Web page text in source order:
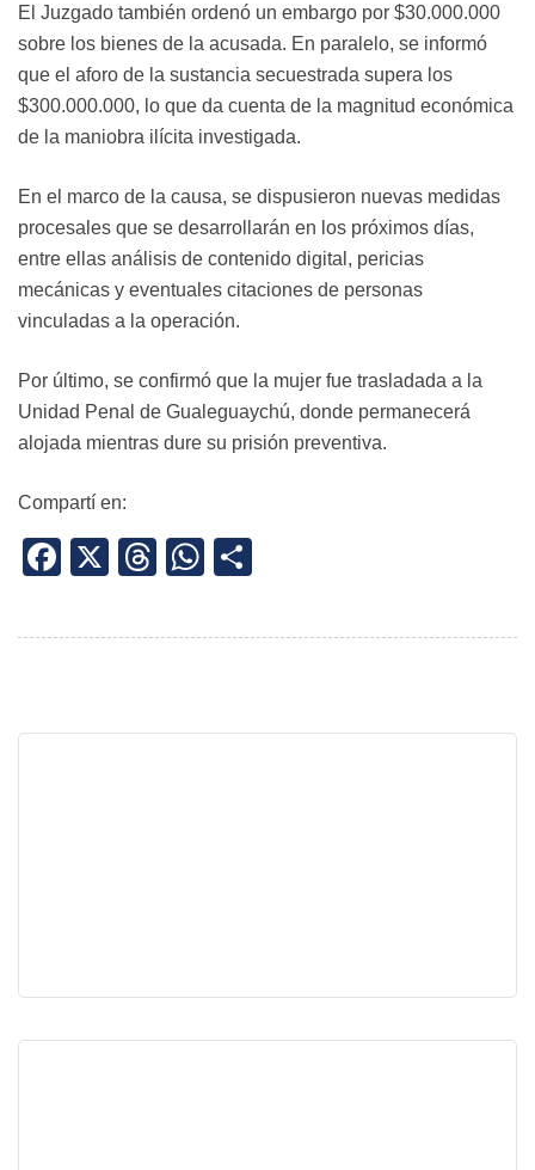
El Juzgado también ordenó un embargo por $30.000.000
sobre los bienes de la acusada. En paralelo, se informó
que el aforo de la sustancia secuestrada supera los
$300.000.000, lo que da cuenta de la magnitud económica
de la maniobra ilícita investigada.
En el marco de la causa, se dispusieron nuevas medidas
procesales que se desarrollarán en los próximos días,
entre ellas análisis de contenido digital, pericias
mecánicas y eventuales citaciones de personas
vinculadas a la operación.
Por último, se confirmó que la mujer fue trasladada a la
Unidad Penal de Gualeguaychú, donde permanecerá
alojada mientras dure su prisión preventiva.
Compartí en:
Facebook
X Threads
WhatsApp